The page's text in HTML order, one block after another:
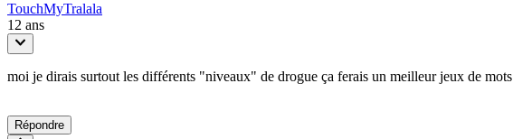
TouchMyTralala
12 ans
moi je dirais surtout les différents "niveaux" de drogue ça ferais un meilleur jeux de mots
Répondre